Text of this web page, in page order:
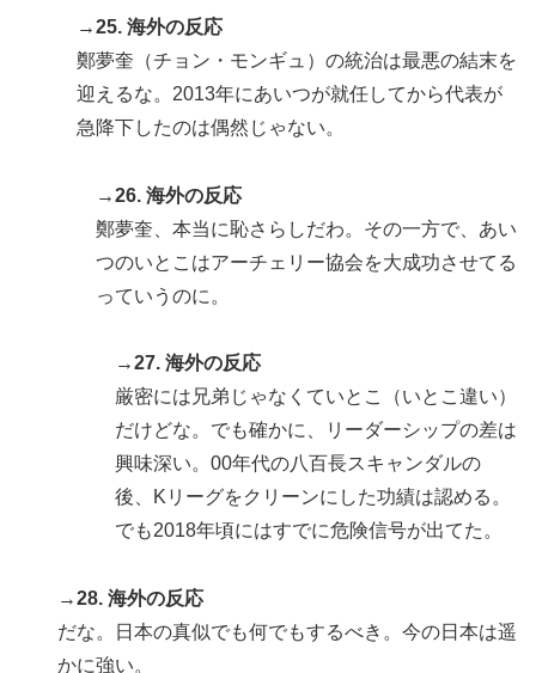
→25. 海外の反応
鄭夢奎（チョン・モンギュ）の統治は最悪の結末を
迎えるな。2013年にあいつが就任してから代表が
急降下したのは偶然じゃない。
→26. 海外の反応
鄭夢奎、本当に恥さらしだわ。その一方で、あい
つのいとこはアーチェリー協会を大成功させてる
っていうのに。
→27. 海外の反応
厳密には兄弟じゃなくていとこ（いとこ違い）
だけどな。でも確かに、リーダーシップの差は
興味深い。00年代の八百長スキャンダルの
後、Kリーグをクリーンにした功績は認める。
でも2018年頃にはすでに危険信号が出てた。
→28. 海外の反応
だな。日本の真似でも何でもするべき。今の日本は遥
かに強い。